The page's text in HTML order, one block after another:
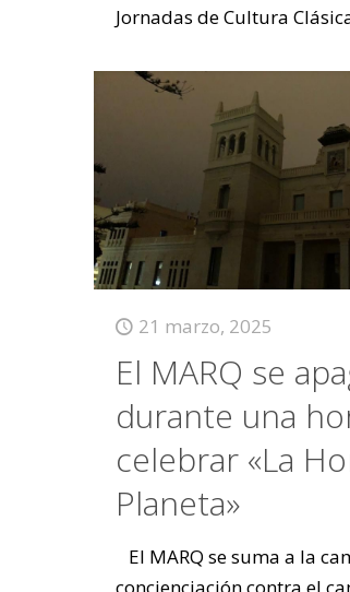
Jornadas de Cultura
21 marzo, 2025
El MARQ se
durante una
celebrar «La
Planeta»
El MARQ se suma a la